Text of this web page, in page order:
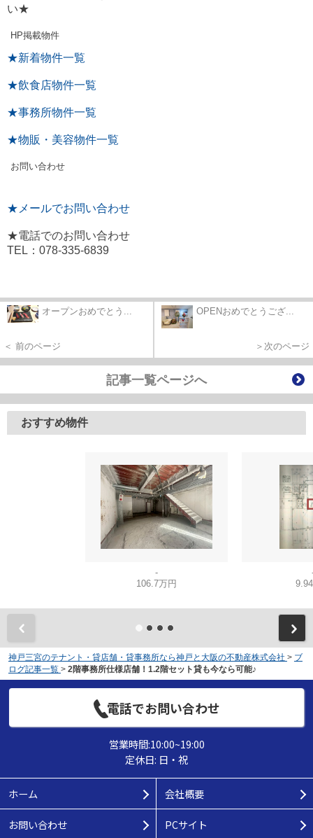
い★
HP掲載物件
★新着物件一覧
★飲食店物件一覧
★事務所物件一覧
★物販・美容物件一覧
お問い合わせ
★メールでお問い合わせ
★電話でのお問い合わせ
TEL：078-335-6839
オープンおめでとう...
＜ 前のページ
OPENおめでとうござ...
＞次のページ
記事一覧ページへ
おすすめ物件
-
106.7万円
神戸三宮のテナント・貸店舗・貸事務所なら神戸と大阪の不動産株式会社 > ブ
ログ記事一覧 > 2階事務所仕様店舗！1.2階セット貸も今なら可能♪
電話でお問い合わせ
営業時間:10:00~19:00
定休日: 日・祝
ホーム 会社概要
お問い合わせ PCサイト